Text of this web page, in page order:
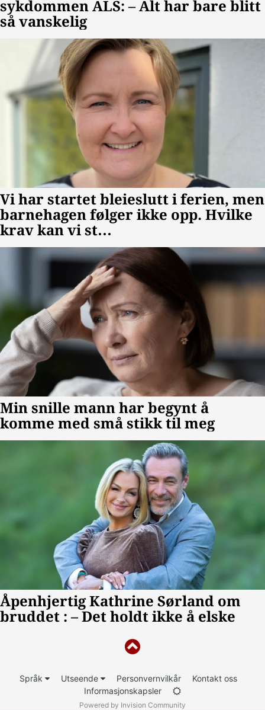
Språk Utseende Personvernvilkår
Kontakt oss
Informasjonskapsler
Powered by Invision Community